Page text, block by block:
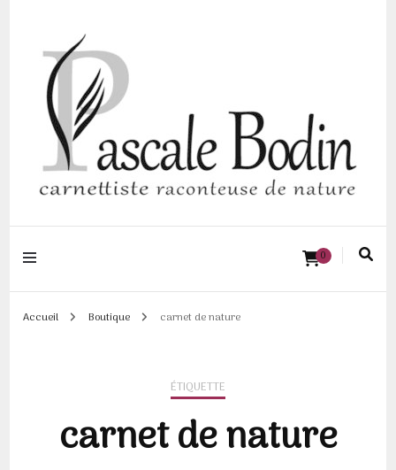
Pascale BODIN |
Carnettiste
raconteuse de
nature
0
Accueil Boutique carnet de nature
ÉTIQUETTE
carnet de nature